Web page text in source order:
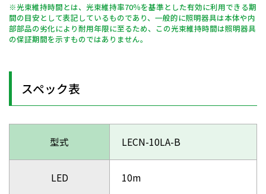
※光束維持時間とは、光束維持率70％を基準とした有効に利用できる期
間の目安として表記しているものであり、一般的に照明器具は本体や内
部部品の劣化により耐用年限に至るため、この光束維持時間は照明器具
の保証期間を示すものではありません。
スペック表
型式 LECN-10LA-B
LED 10m